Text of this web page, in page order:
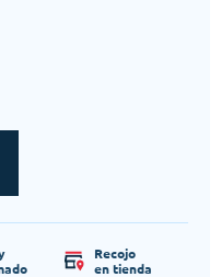
Recojo
en tienda